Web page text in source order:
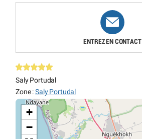
ENTREZ EN CONTACT
Saly Portudal
Zone :Saly Portudal
+
−